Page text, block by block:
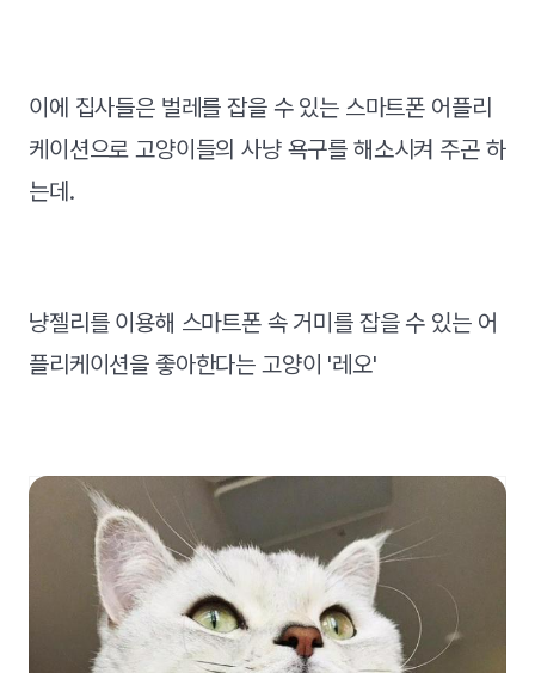
이에 집사들은 벌레를 잡을 수 있는 스마트폰 어플리
케이션으로 고양이들의 사냥 욕구를 해소시켜 주곤 하
는데.
냥젤리를 이용해 스마트폰 속 거미를 잡을 수 있는 어
플리케이션을 좋아한다는 고양이 '레오'